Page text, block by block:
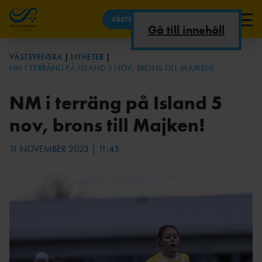
Gå till innehåll
VÄSTSVENSKA
OM DISTRIKTET/KONTAKT
STYRELSE/KOMMITT
EER
VÄSTSVENSKA
TÄVLINGAR
TÄVLINGSKALEND
ER
ARENATÄVLINGAR I
ARRANGEMANG
STATISTIK
TOPPLISTOR
DISTRIKTSREKORD
VÄSTSVENSKA
TOPP 10
VÄSTSVENSKA
STATISTIKARK
IV
LEDARUTBILDNING
AR
DOMARUTBILDNING
GYMNASIU
VÄSTSVENSKA
NYHETER
NM I TERRÄNG PÅ ISLAND 5 NOV, BRONS TILL MAJKEN!
NM i terräng på Island 5
nov, brons till Majken!
11 NOVEMBER 2023 | 11:45